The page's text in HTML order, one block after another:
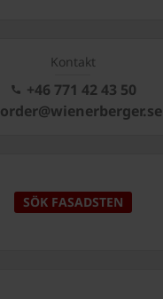
Kontakt
+46 771 42 43 50
order@wienerberger.se
SÖK FASADSTEN